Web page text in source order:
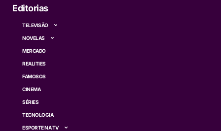
Editorias
TELEVISÃO
NOVELAS
MERCADO
REALITIES
FAMOSOS
CINEMA
SÉRIES
TECNOLOGIA
ESPORTE NA TV